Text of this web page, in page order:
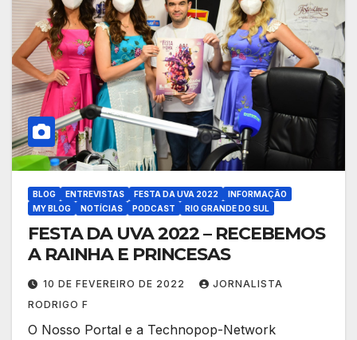
BLOG ENTREVISTAS FESTA DA UVA 2022
INFORMAÇÃO
MY BLOG
NOTÍCIAS PODCAST RIO GRANDE DO SUL
FESTA DA UVA 2022 – RECEBEMOS
A RAINHA E PRINCESAS
10 DE FEVEREIRO DE 2022
JORNALISTA
RODRIGO F
O Nosso Portal e a Technopop-Network